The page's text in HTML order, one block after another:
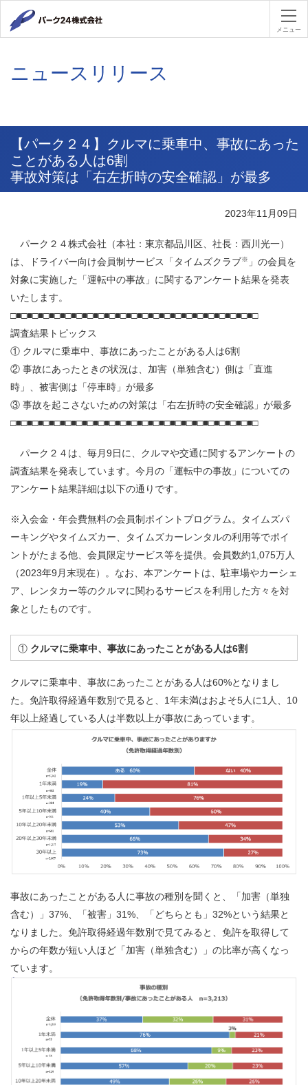
パーク２
メニュー
ニュースリリース
【パーク２４】クルマに乗車中、事故にあった
ことがある人は6割
事故対策は「右左折時の安全確認」が最多
2023年11月09日
パーク２４株式会社（本社：東京都品川区、社長：西川光一）
は、ドライバー向け会員制サービス「タイムズクラブ※ 」の会員を
対象に実施した「運転中の事故」に関するアンケート結果を発表
いたします。
□■□■□■□■□■□■□■□■□■□■□■□■□■□■□■□■□■□■□■□■□■□■□
調査結果トピックス
① クルマに乗車中、事故にあったことがある人は6割
② 事故にあったときの状況は、加害（単独含む）側は「直進
時」、被害側は「停車時」が最多
③ 事故を起こさないための対策は「右左折時の安全確認」が最多
□■□■□■□■□■□■□■□■□■□■□■□■□■□■□■□■□■□■□■□■□■□■□
パーク２４は、毎月9日に、クルマや交通に関するアンケートの
調査結果を発表しています。今月の「運転中の事故」についての
アンケート結果詳細は以下の通りです。
※入会金・年会費無料の会員制ポイントプログラム。タイムズパ
ーキングやタイムズカー、タイムズカーレンタルの利用等でポイ
ントがたまる他、会員限定サービス等を提供。会員数約1,075万人
（2023年9月末現在）。なお、本アンケートは、駐車場やカーシェ
ア、レンタカー等のクルマに関わるサービスを利用した方々を対
象としたものです。
① クルマに乗車中、事故にあったことがある人は6割
クルマに乗車中、事故にあったことがある人は60%となりまし
た。免許取得経過年数別で見ると、1年未満はおよそ5人に1人、10
年以上経過している人は半数以上が事故にあっています。
事故にあったことがある人に事故の種別を聞くと、「加害（単独
含む）」37%、「被害」31%、「どちらとも」32%という結果と
なりました。免許取得経過年数別で見てみると、免許を取得して
からの年数が短い人ほど「加害（単独含む）」の比率が高くなっ
ています。